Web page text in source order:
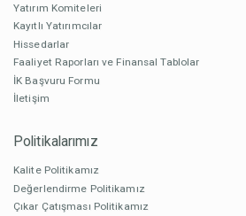
Yatırım Komiteleri
Kayıtlı Yatırımcılar
Hissedarlar
Faaliyet Raporları ve Finansal Tablolar
İK Başvuru Formu
İletişim
Politikalarımız
Kalite Politikamız
Değerlendirme Politikamız
Çıkar Çatışması Politikamız